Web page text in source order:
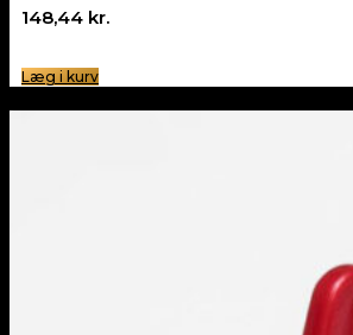
148,44 kr.
Læg i kurv